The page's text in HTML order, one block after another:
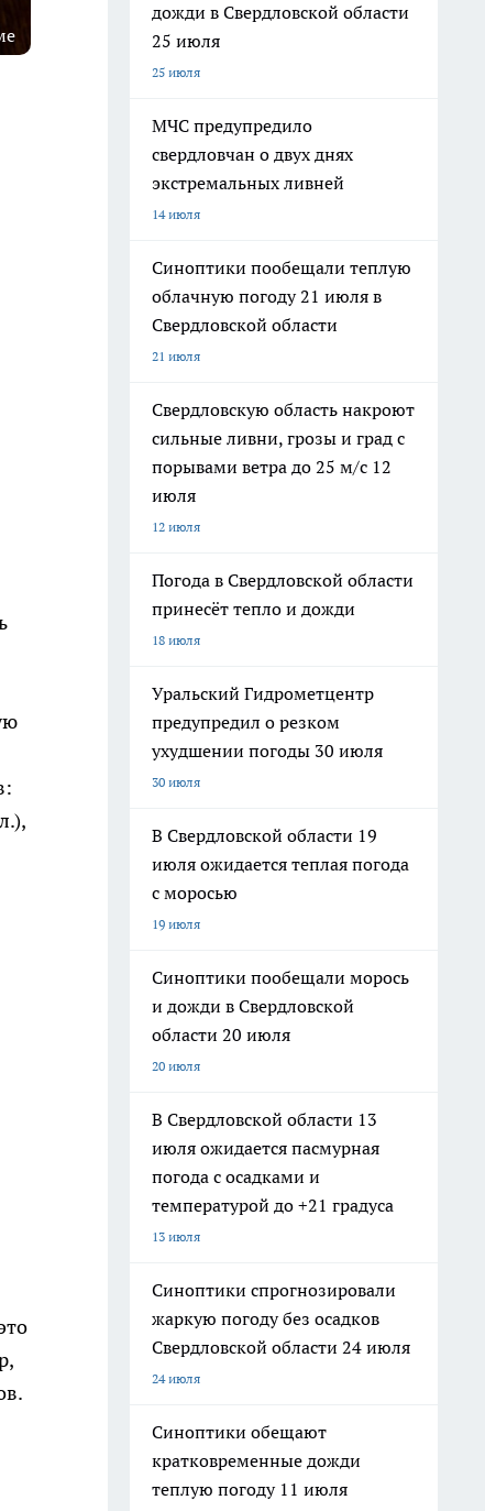
дожди в Свердловской области
25 июля
25 июля
МЧС предупредило
свердловчан о двух днях
экстремальных ливней
14 июля
Синоптики пообещали теплую
облачную погоду 21 июля в
Свердловской области
21 июля
Свердловскую область накроют
сильные ливни, грозы и град с
порывами ветра до 25 м/с 12
июля
12 июля
Погода в Свердловской области
принесёт тепло и дожди
18 июля
Уральский Гидрометцентр
предупредил о резком
ухудшении погоды 30 июля
30 июля
В Свердловской области 19
июля ожидается теплая погода
с моросью
19 июля
Синоптики пообещали морось
и дожди в Свердловской
области 20 июля
20 июля
В Свердловской области 13
июля ожидается пасмурная
погода с осадками и
температурой до +21 градуса
13 июля
Синоптики спрогнозировали
жаркую погоду без осадков
Свердловской области 24 июля
24 июля
Синоптики обещают
кратковременные дожди
теплую погоду 11 июля